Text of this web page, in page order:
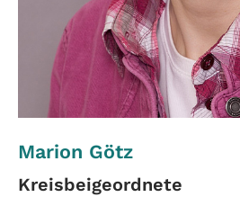
Marion Götz
Kreisbeigeordnete